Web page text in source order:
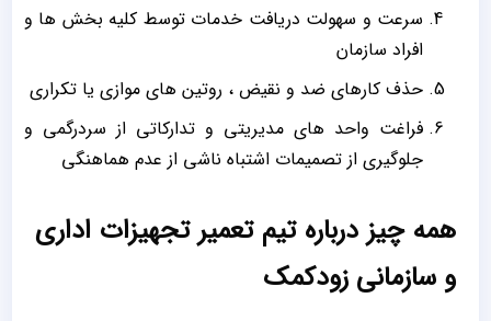
سرعت و سهولت دریافت خدمات توسط کلیه بخش ها و
افراد سازمان
حذف کارهای ضد و نقیض ، روتین های موازی یا تکراری
فراغت واحد های مدیریتی و تدارکاتی از سردرگمی و
جلوگیری از تصمیمات اشتباه ناشی از عدم هماهنگی
همه چیز درباره تیم تعمیر تجهیزات اداری
و سازمانی زودکمک